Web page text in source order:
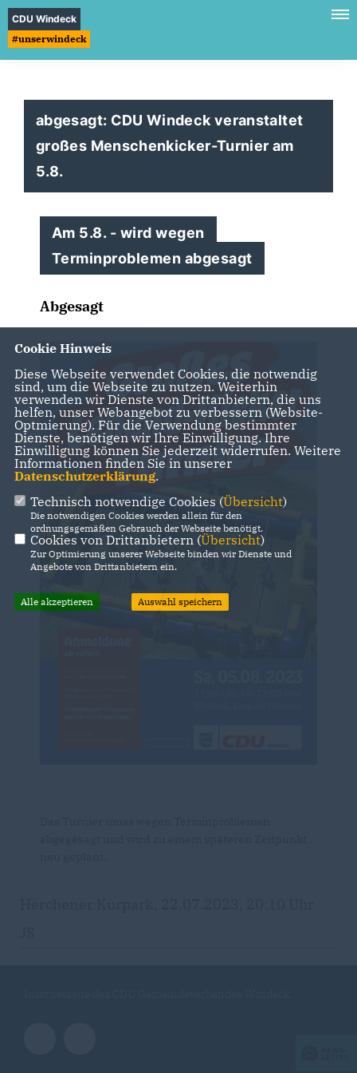
CDU Windeck
#unserwindeck
abgesagt: CDU Windeck veranstaltet
großes Menschenkicker-Turnier am
5.8.
Am 5.8. - wird wegen
Terminproblemen abgesagt
Abgesagt
Cookie Hinweis
Diese Webseite verwendet Cookies, die notwendig
sind, um die Webseite zu nutzen. Weiterhin
verwenden wir Dienste von Drittanbietern, die uns
helfen, unser Webangebot zu verbessern (Website-
Optmierung). Für die Verwendung bestimmter
Dienste, benötigen wir Ihre Einwilligung. Ihre
Einwilligung können Sie jederzeit widerrufen. Weitere
Informationen finden Sie in unserer
Datenschutzerklärung.
Technisch notwendige Cookies (Übersicht)
Die notwendigen Cookies werden allein für den
ordnungsgemäßen Gebrauch der Webseite benötigt.
Cookies von Drittanbietern (Übersicht)
Zur Optimierung unserer Webseite binden wir Dienste und
Angebote von Drittanbietern ein.
Alle akzeptieren Auswahl speichern